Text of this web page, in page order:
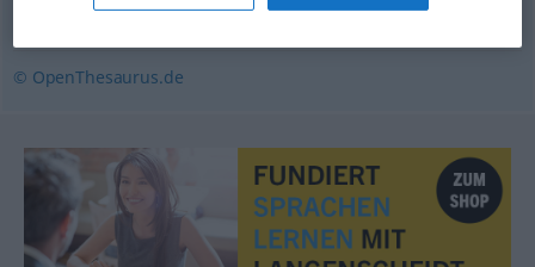
© OpenThesaurus.de